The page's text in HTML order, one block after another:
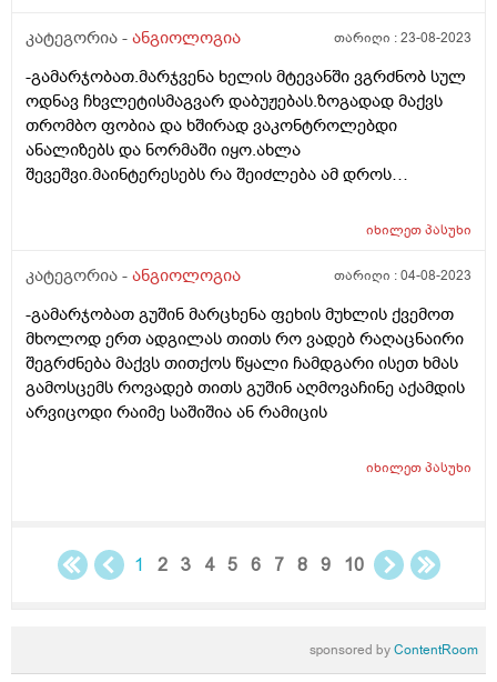
კატეგორია - ანგიოლოგია თარიღი :23-08-2023
-გამარჯობათ.მარჯვენა ხელის მტევანში ვგრძნობ სულ
ოდნავ ჩხვლეტისმაგვარ დაბუჟებას.ზოგადად მაქვს
თრომბო ფობია და ხშირად ვაკონტროლებდი
ანალიზებს და ნორმაში იყო.ახლა
შევეშვი.მაინტერესებს რა შეიძლება ამ დროს
იხილეთპასუხი
კატეგორია - ანგიოლოგია თარიღი :04-08-2023
-გამარჯობათ გუშინ მარცხენა ფეხის მუხლის ქვემოთ
მხოლოდ ერთ ადგილას თითს რო ვადებ რაღაცნაირი
შეგრძნება მაქვს თითქოს წყალი ჩამდგარი ისეთ ხმას
გამოსცემს როვადებ თითს გუშინ აღმოვაჩინე აქამდის
არვიცოდი რაიმე საშიშია ან რამიცის
იხილეთპასუხი
1 2 3 4 5 6 7 8 9 10
sponsored byContentRoom